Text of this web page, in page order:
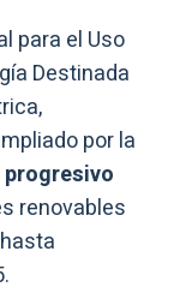
para el Uso
Destinada
por la
renovables